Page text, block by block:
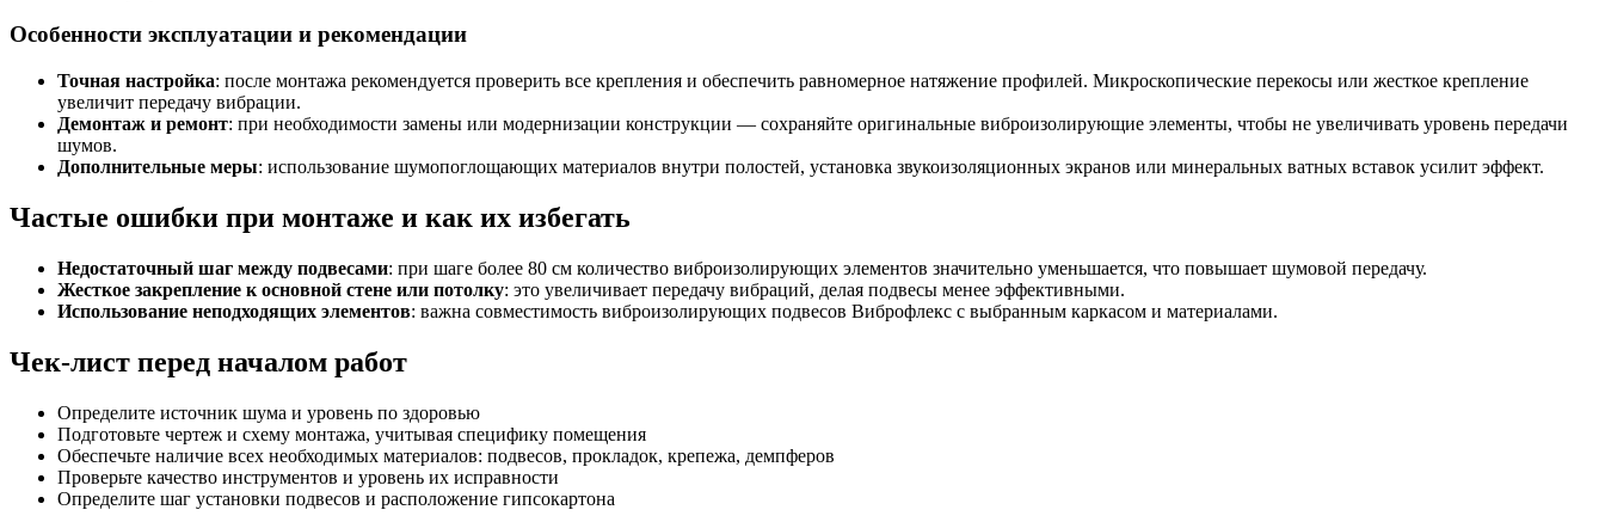
Особенности эксплуатации и рекомендации
Точная настройка: после монтажа рекомендуется проверить все крепления и обеспечить равномерное натяжение профилей. Микроскопические перекосы или жесткое крепление
увеличит передачу вибрации.
Демонтаж и ремонт: при необходимости замены или модернизации конструкции — сохраняйте оригинальные виброизолирующие элементы, чтобы не увеличивать уровень передачи
шумов.
Дополнительные меры: использование шумопоглощающих материалов внутри полостей, установка звукоизоляционных экранов или минеральных ватных вставок усилит эффект.
Частые ошибки при монтаже и как их избегать
Недостаточный шаг между подвесами: при шаге более 80 см количество виброизолирующих элементов значительно уменьшается, что повышает шумовой передачу.
Жесткое закрепление к основной стене или потолку: это увеличивает передачу вибраций, делая подвесы менее эффективными.
Использование неподходящих элементов: важна совместимость виброизолирующих подвесов Виброфлекс с выбранным каркасом и материалами.
Чек-лист перед началом работ
Определите источник шума и уровень по здоровью
Подготовьте чертеж и схему монтажа, учитывая специфику помещения
Обеспечьте наличие всех необходимых материалов: подвесов, прокладок, крепежа, демпферов
Проверьте качество инструментов и уровень их исправности
Определите шаг установки подвесов и расположение гипсокартона